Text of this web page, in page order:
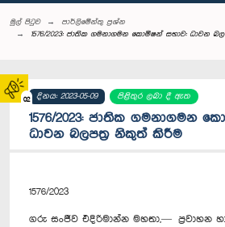
02
මුල් පිටුව
පාර්ලි‌මේන්තු‌ ප්‍රශ්න
1576/2023: ජාතික ගමනාගමන කොමිෂන් සභාව: ධාවන
දිනය: 2023-05-09 පිළිතුර ලබා දී ඇත
1576/2023: ජාතික ගමනාගමන
ධාවන බලපත්‍ර නිකුත් කිරීම
1576/2023
ගරු සංජීව එදිරිමාන්න මහතා,— ප්‍රවාහන